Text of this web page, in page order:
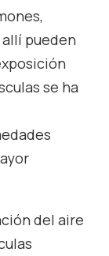
pueden
se ha
del aire